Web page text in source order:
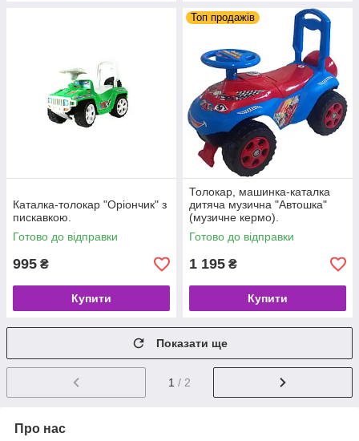
Каталка-толокар "Оріончик" з
пискавкою.
Готово до відправки
995 ₴
Купити
Топ продажів
Толокар, машинка-каталка
дитяча музична "Автошка"
(музичне кермо).
Готово до відправки
1 195 ₴
Купити
Показати ще
1 / 2
Про нас